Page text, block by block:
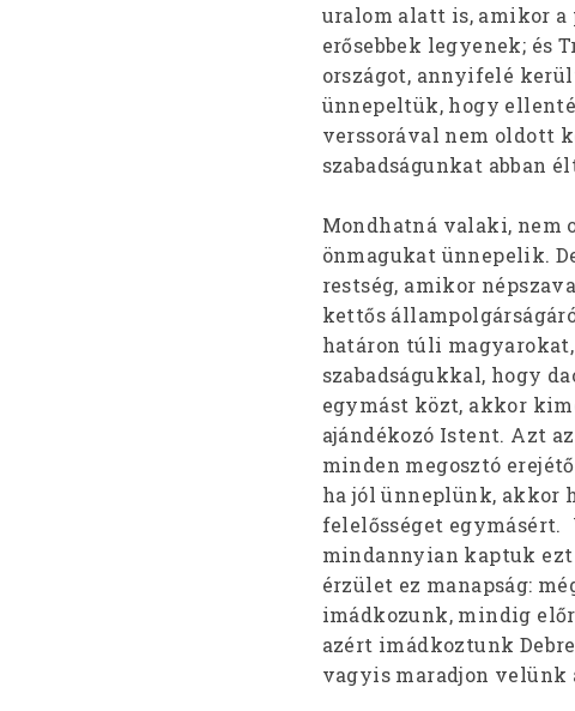
uralom alatt is, amikor a
erősebbek legyenek; és
országot, annyifelé
ünnepeltük, hogy
verssorával nem oldott
szabadságunkat abban
Mondhatná valaki, nem
önmagukat ünnepelik.
restség, amikor
kettős
határon túli
szabadságukkal, hogy
egymást közt, akkor
ajándékozó Istent. Azt
minden megosztó
ha jól ünneplünk, akkor
felelősséget egymásért.
mindannyian kaptuk ezt
érzület ez manapság:
imádkozunk, mindig
azért imádkoztunk
vagyis maradjon velünk